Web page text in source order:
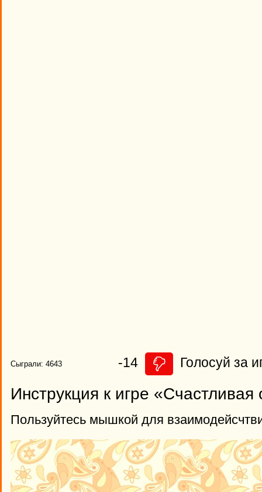
Сыграли: 4643 -14 Голосуй за
Инструкция к игре
Пользуйтесь мышкой для